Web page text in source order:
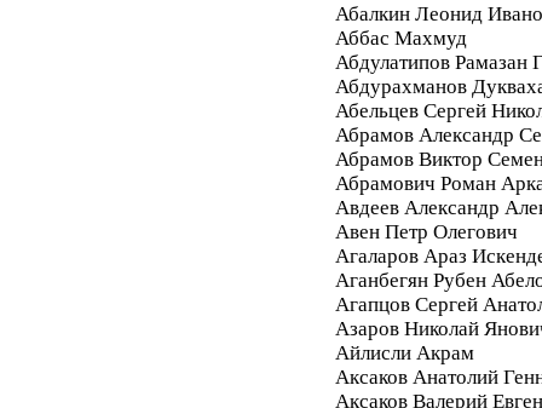
Абалкин Леонид
Аббас Махмуд
Абдулатипов Рамазан
Абдурахманов
Абельцев Сергей
Абрамов Александр
Абрамов Виктор
Абрамович Роман
Авдеев Александр
Авен Петр Олегович
Агаларов Араз
Аганбегян Рубен
Агапцов Сергей
Азаров Николай
Айлисли Акрам
Аксаков Анатолий
Аксаков Валерий